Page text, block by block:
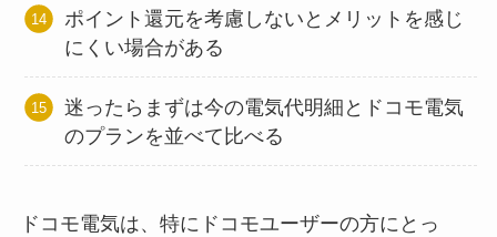
ポイント還元を考慮しないとメリットを感じ
にくい場合がある
迷ったらまずは今の電気代明細とドコモ電気
のプランを並べて比べる
ドコモ電気は、特にドコモユーザーの方にとっ